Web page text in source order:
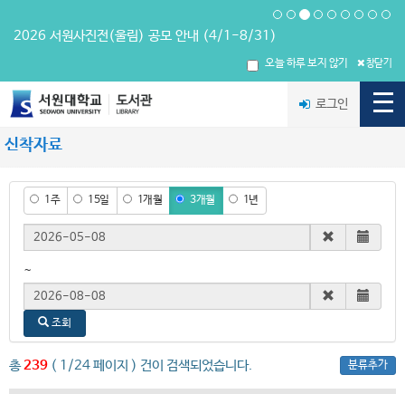
2026 서원사진전(울림) 공모 안내 (4/1-8/31)
오늘 하루 보지 않기 창닫기
로그인
신착자료
1주 15일 1개월 3개월 1년
시작날짜
~
종료날짜
조회
총239 ( 1/24 페이지 ) 건이 검색되었습니다. 분류추가